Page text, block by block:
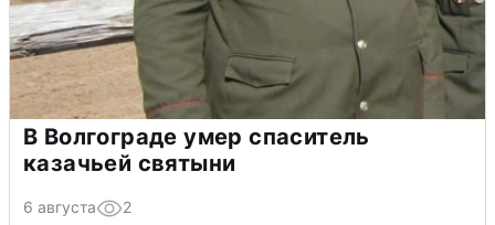
В Волгограде умер спаситель
казачьей святыни
6 августа 2